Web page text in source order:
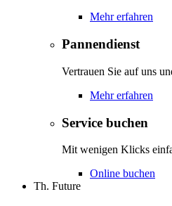
Mehr erfahren
Pannendienst
Vertrauen Sie auf uns
Mehr erfahren
Service buchen
Mit wenigen Klicks
Online buchen
Th. Future